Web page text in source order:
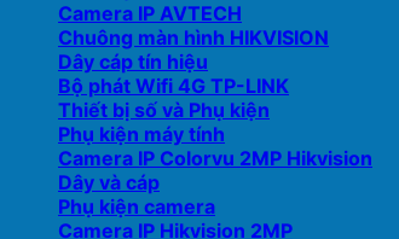
Camera IP AVTECH
Chuông màn hình HIKVISION
Dây cáp tín hiệu
Bộ phát Wifi 4G TP-LINK
Thiết bị số và Phụ kiện
Phụ kiện máy tính
Camera IP Colorvu 2MP Hikvision
Dây và cáp
Phụ kiện camera
Camera IP Hikvision 2MP